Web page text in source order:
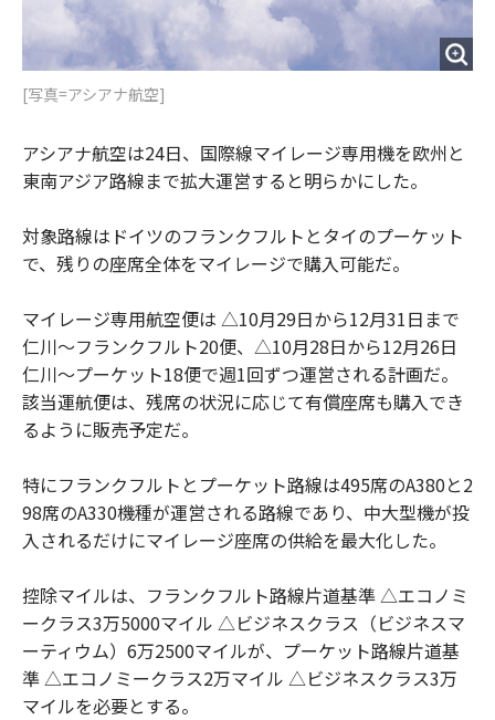
[写真=アシアナ航空]
アシアナ航空は24日、国際線マイレージ専用機を欧州と
東南アジア路線まで拡大運営すると明らかにした。
対象路線はドイツのフランクフルトとタイのプーケット
で、残りの座席全体をマイレージで購入可能だ。
マイレージ専用航空便は △10月29日から12月31日まで
仁川～フランクフルト20便、△10月28日から12月26日
仁川～プーケット18便で週1回ずつ運営される計画だ。
該当運航便は、残席の状況に応じて有償座席も購入でき
るように販売予定だ。
特にフランクフルトとプーケット路線は495席のA380と2
98席のA330機種が運営される路線であり、中大型機が投
入されるだけにマイレージ座席の供給を最大化した。
控除マイルは、フランクフルト路線片道基準 △エコノミ
ークラス3万5000マイル △ビジネスクラス（ビジネスマ
ーティウム）6万2500マイルが、プーケット路線片道基
準 △エコノミークラス2万マイル △ビジネスクラス3万
マイルを必要とする。